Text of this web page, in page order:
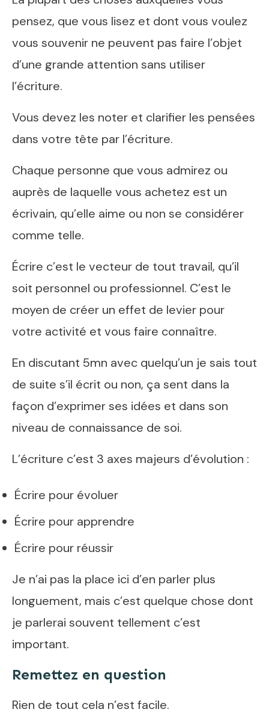
pensez, que vous lisez et dont vous voulez
vous souvenir ne peuvent pas faire l’objet
d’une grande attention sans utiliser
l’écriture.
Vous devez les noter et clarifier les pensées
dans votre tête par l’écriture.
Chaque personne que vous admirez ou
auprès de laquelle vous achetez est un
écrivain, qu’elle aime ou non se considérer
comme telle.
Écrire c’est le vecteur de tout travail, qu’il
soit personnel ou professionnel. C’est le
moyen de créer un effet de levier pour
votre activité et vous faire connaître.
En discutant 5mn avec quelqu’un je sais tout
de suite s’il écrit ou non, ça sent dans la
façon d’exprimer ses idées et dans son
niveau de connaissance de soi.
L’écriture c’est 3 axes majeurs d’évolution :
Écrire pour évoluer
Écrire pour apprendre
Écrire pour réussir
Je n’ai pas la place ici d’en parler plus
longuement, mais c’est quelque chose dont
je parlerai souvent tellement c’est
important.
Remettez en question
Rien de tout cela n’est facile.